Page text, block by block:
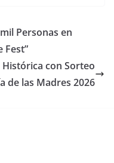
Personas en
Fest”
con Sorteo
de las Madres 2026